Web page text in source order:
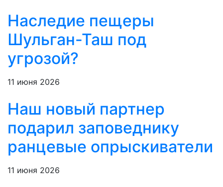
Наследие пещеры
Шульган-Таш под
угрозой?
11 июня 2026
Наш новый партнер
подарил заповеднику
ранцевые опрыскиватели
11 июня 2026